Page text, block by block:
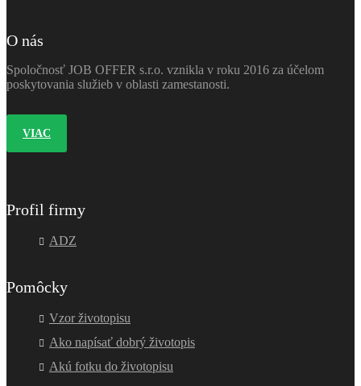
O nás
Spoločnosť JOB OFFER s.r.o. vznikla v roku 2016 za účelom
poskytovania služieb v oblasti zamestanosti.
VIAC
Profil firmy
ADZ
Pomôcky
Vzor životopisu
Ako napísať dobrý životopis
Akú fotku do životopisu